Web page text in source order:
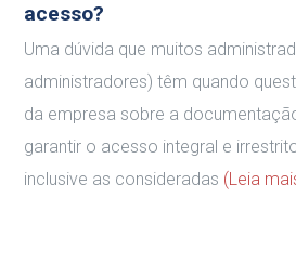
acesso?
Uma dúvida que muitos
administradores) têm quando
da empresa sobre a
garantir o acesso integral e
inclusive as consideradas (Leia